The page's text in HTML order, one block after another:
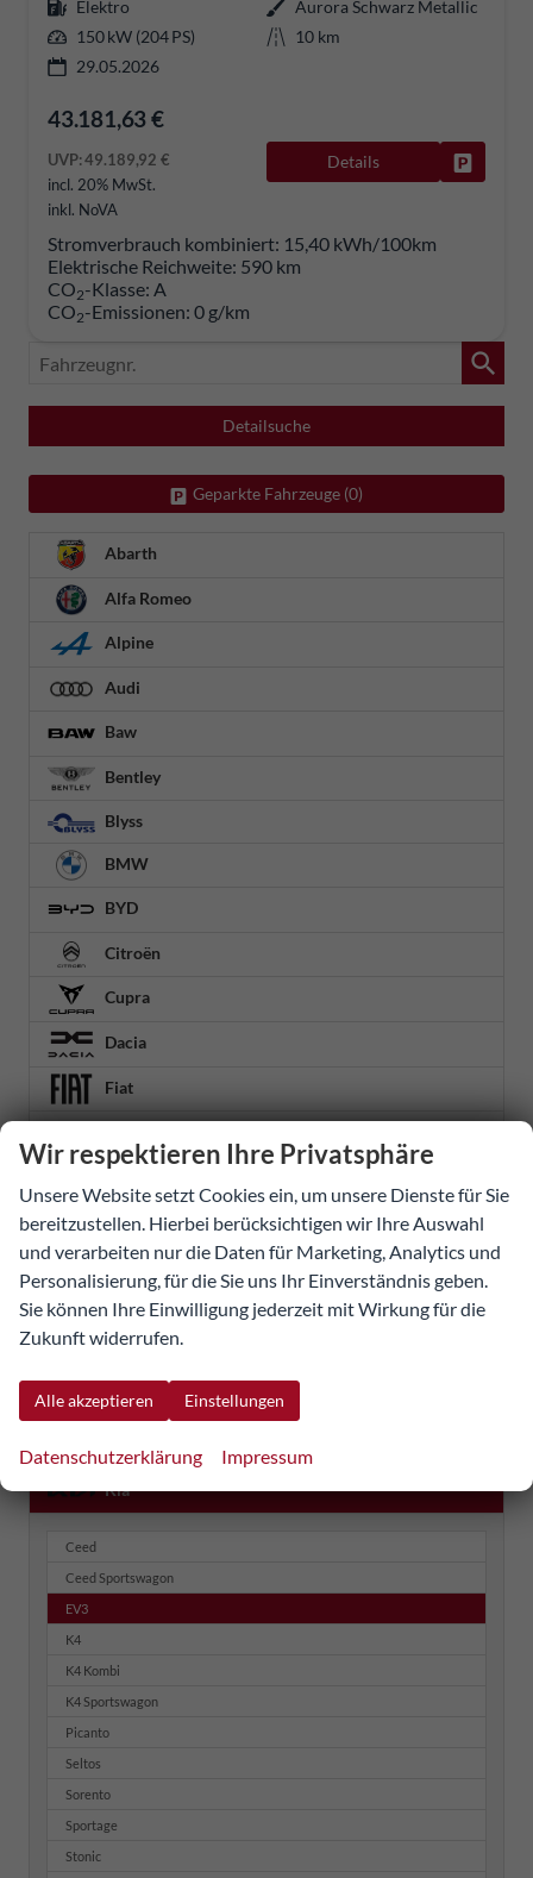
Elektro
Aurora Schwarz Metallic
150 kW (204 PS)
10 km
29.05.2026
43.181,63 €
UVP:49.189,92 €
incl. 20% MwSt.
inkl. NoVA
Details
Stromverbrauch kombiniert: 15,40 kWh/100km
Elektrische Reichweite: 590 km
CO2-Klasse: A
CO2-Emissionen: 0 g/km
Fahrzeugnr.
Detailsuche
Geparkte Fahrzeuge (0)
Abarth
Alfa Romeo
Alpine
Audi
Baw
Bentley
Blyss
BMW
BYD
Citroën
Cupra
Dacia
Fiat
Honda
Hyundai
Iveco
Jeep
Kia
Ceed
Ceed Sportswagon
EV3
K4
K4 Kombi
K4 Sportswagon
Picanto
Seltos
Sorento
Sportage
Stonic
Wir respektieren Ihre Privatsphäre
Unsere Website setzt Cookies ein, um unsere Dienste für Sie
bereitzustellen. Hierbei berücksichtigen wir Ihre Auswahl
und verarbeiten nur die Daten für Marketing, Analytics und
Personalisierung, für die Sie uns Ihr Einverständnis geben.
Sie können Ihre Einwilligung jederzeit mit Wirkung für die
Zukunft widerrufen.
Alle akzeptieren Einstellungen
Datenschutzerklärung Impressum